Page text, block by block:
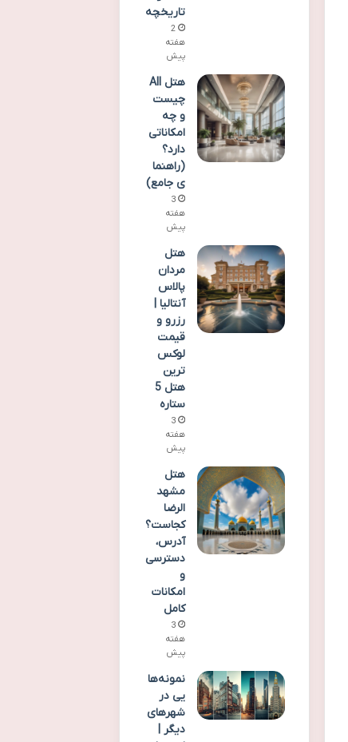
تاریخچه
2
هفته
پیش
هتل All
چیست
و چه
امکاناتی
دارد؟
(راهنما
ی جامع)
3
هفته
پیش
هتل
مردان
پالاس
آنتالیا |
رزرو و
قیمت
لوکس
ترین
هتل 5
ستاره
3
هفته
پیش
هتل
مشهد
الرضا
کجاست؟
آدرس،
دسترسی
و
امکانات
کامل
3
هفته
پیش
نمونه‌ها
یی در
شهرهای
دیگر |